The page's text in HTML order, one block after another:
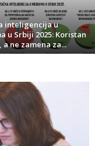
inteligencija u
u Srbiji 2025: Koristan
a ne zamena za...